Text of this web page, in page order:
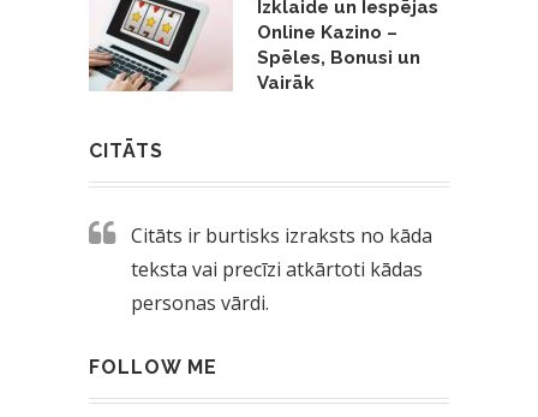
Izklaide un Iespējas
Online Kazino –
Spēles, Bonusi un
Vairāk
CITĀTS
Citāts ir burtisks izraksts no kāda
teksta vai precīzi atkārtoti kādas
personas vārdi.
FOLLOW ME